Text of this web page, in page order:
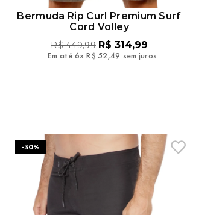
Bermuda Rip Curl Premium Surf
Cord Volley
R$ 449,99 R$ 314,99
Em até 6x R$ 52,49 sem juros
-30%